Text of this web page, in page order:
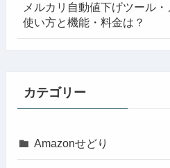
メルカリ自動値下げツール
使い方と機能・料金は？
カテゴリー
Amazonせどり